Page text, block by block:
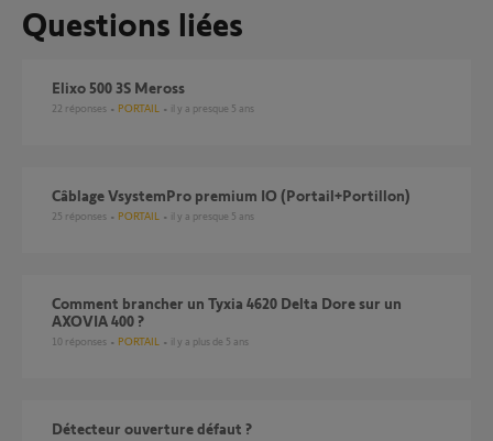
Questions liées
Elixo 500 3S Meross
22 réponses PORTAIL il y a presque 5 ans
Câblage VsystemPro premium IO (Portail+Portillon)
25 réponses PORTAIL il y a presque 5 ans
Comment brancher un Tyxia 4620 Delta Dore sur un
AXOVIA 400 ?
10 réponses PORTAIL il y a plus de 5 ans
détecteur ouverture défaut ?